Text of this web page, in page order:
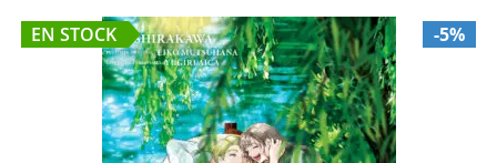
EN STOCK -5%